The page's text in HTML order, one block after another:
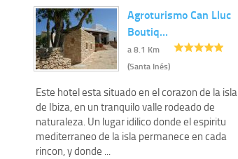
Agroturismo Can Lluc
Boutiq…
a 8.1 Km
(Santa Inés)
Este hotel esta situado en el corazon de la isla
de Ibiza, en un tranquilo valle rodeado de
naturaleza. Un lugar idilico donde el espiritu
mediterraneo de la isla permanece en cada
rincon, y donde ...